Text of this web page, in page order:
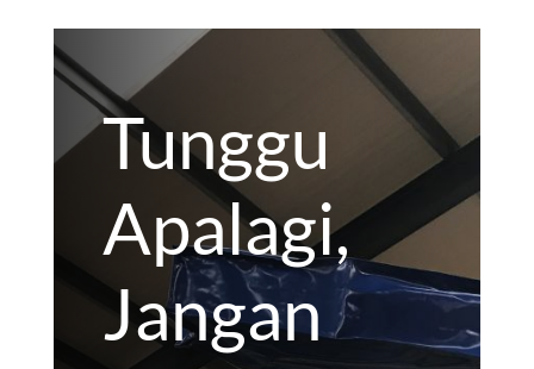
Tunggu
Apalagi,
Jangan